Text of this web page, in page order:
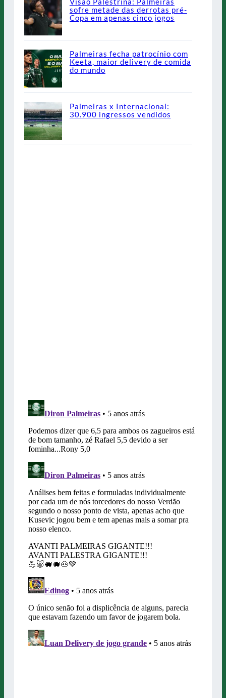
sofre metade das derrotas pré-
Copa em apenas cinco jogos
Palmeiras fecha patrocínio com
Keeta, maior delivery de comida
do mundo
Palmeiras x Internacional:
30.900 ingressos vendidos